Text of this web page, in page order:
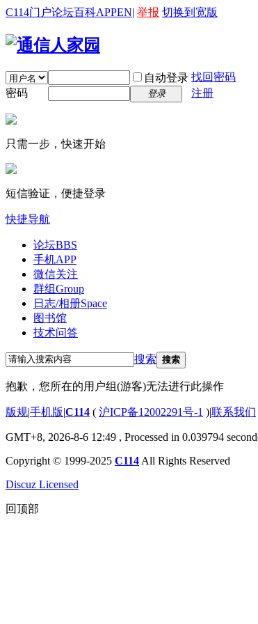
C114门户论坛百科APPEN| 举报 切换到宽版
自动登录 找回密码
密码
登录 注册
只需一步，快速开始
短信验证，便捷登录
快捷导航
论坛BBS
手机APP
微信关注
群组Group
日志/相册Space
图书馆
技术问答
搜索 搜索
抱歉，您所在的用户组(游客)无法进行此操作
版规|手机版|C114 ( 沪ICP备12002291号-1 )|联系我们
GMT+8, 2026-8-6 12:49 , Processed in 0.039794
Copyright © 1999-2025 C114 All Rights Reserved
Discuz Licensed
回顶部